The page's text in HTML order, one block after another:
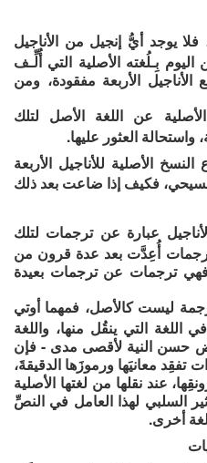
يوجد أيُّ إنجيل من الأناجيل
اليوم بِـلُغته الأصلية التي أُلِّـف
الأناجيل الأربعة مفقودة، ومن
عن اللغة الأصل لتلك
واستحالة العثور عليها.
الأصلية للأناجيل الأربعة
فكيف إذا ضاعت بعد ذلك
عبارة عن ترجمات لتلك
أُعِدَّت بعد عدة قرون من
فهي ترجمات عن ترجمات بعيدة
ليست كالأصل، فمهما أوتي
التي ينقُل منها، واللغة
حسن النية لأقصى مدى - فإن
تفقِد معانيَها ورموزَها الدقيقةَ،
عند نقلها من لغتها الأصلية
السلبي لهذا العامل في النصِّ
أخرى.